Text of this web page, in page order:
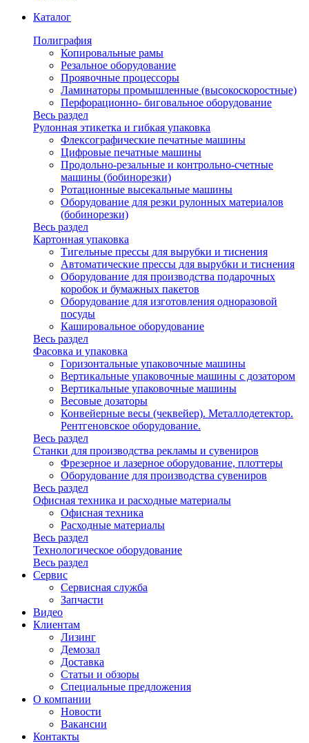
Каталог
Полиграфия
Копировальные рамы
Резальное оборудование
Проявочные процессоры
Ламинаторы промышленные (высокоскоростные)
Перфорационно- биговальное оборудование
Весь раздел
Рулонная этикетка и гибкая упаковка
Флексографические печатные машины
Цифровые печатные машины
Продольно-резальные и контрольно-счетные
машины (бобинорезки)
Ротационные высекальные машины
Оборудование для резки рулонных материалов
(бобинорезки)
Весь раздел
Картонная упаковка
Тигельные прессы для вырубки и тиснения
Автоматические прессы для вырубки и тиснения
Оборудование для производства подарочных
коробок и бумажных пакетов
Оборудование для изготовления одноразовой
посуды
Кашировальное оборудование
Весь раздел
Фасовка и упаковка
Горизонтальные упаковочные машины
Вертикальные упаковочные машины с дозатором
Вертикальные упаковочные машины
Весовые дозаторы
Конвейерные весы (чеквейер). Металлодетектор.
Рентгеновское оборудование.
Весь раздел
Станки для производства рекламы и сувениров
Фрезерное и лазерное оборудование, плоттеры
Оборудование для производства сувениров
Весь раздел
Офисная техника и расходные материалы
Офисная техника
Расходные материалы
Весь раздел
Технологическое оборудование
Весь раздел
Сервис
Сервисная служба
Запчасти
Видео
Клиентам
Лизинг
Демозал
Доставка
Статьи и обзоры
Специальные предложения
О компании
Новости
Вакансии
Контакты